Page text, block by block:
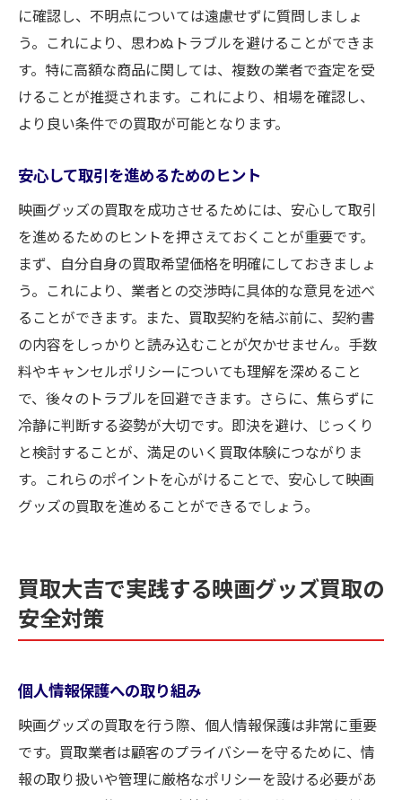
に確認し、不明点については遠慮せずに質問しましょ
う。これにより、思わぬトラブルを避けることができま
す。特に高額な商品に関しては、複数の業者で査定を受
けることが推奨されます。これにより、相場を確認し、
より良い条件での買取が可能となります。
安心して取引を進めるためのヒント
映画グッズの買取を成功させるためには、安心して取引
を進めるためのヒントを押さえておくことが重要です。
まず、自分自身の買取希望価格を明確にしておきましょ
う。これにより、業者との交渉時に具体的な意見を述べ
ることができます。また、買取契約を結ぶ前に、契約書
の内容をしっかりと読み込むことが欠かせません。手数
料やキャンセルポリシーについても理解を深めること
で、後々のトラブルを回避できます。さらに、焦らずに
冷静に判断する姿勢が大切です。即決を避け、じっくり
と検討することが、満足のいく買取体験につながりま
す。これらのポイントを心がけることで、安心して映画
グッズの買取を進めることができるでしょう。
買取大吉で実践する映画グッズ買取の
安全対策
個人情報保護への取り組み
映画グッズの買取を行う際、個人情報保護は非常に重要
です。買取業者は顧客のプライバシーを守るために、情
報の取り扱いや管理に厳格なポリシーを設ける必要があ